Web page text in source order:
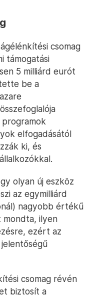
csomag
támogatási
5 milliárd eurót
be a
programok
elfogadásától
ki, és
olyan új eszköz
az egymilliárd
nagyobb értékű
mondta, ilyen
ezért az
csomag révén
biztosít a